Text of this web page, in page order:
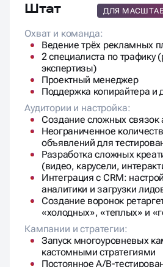
Штат ДЛЯ
Охват и команда:
Ведение трёх рекламных
2 специалиста по трафику
экспертизы)
Проектный менеджер
Поддержка копирайтера и
Аудитории и настройка:
Создание сложных связок
Неограниченное
объявлений для
Разработка сложных
(видео, карусели,
Интеграция с CRM:
аналитики и загрузки
Создание воронок
«холодных», «теплых» и
Кампании и стратегии:
Запуск многоуровневых
кастомными стратегиями
Постоянное A/B-